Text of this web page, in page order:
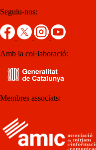
Seguiu-nos:
Amb la col·laboració:
Membres associats: